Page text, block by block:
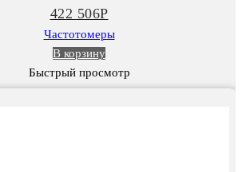
422 506Р
Частотомеры
В корзину
Быстрый просмотр